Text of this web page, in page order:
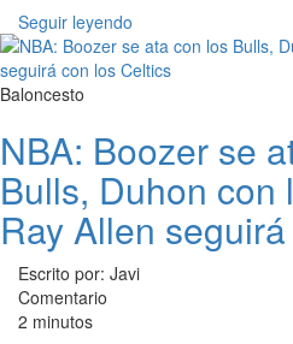
Seguir leyendo
Baloncesto
NBA: Boozer se
Bulls, Duhon con
Ray Allen
Escrito por: Javi
Comentario
2 minutos